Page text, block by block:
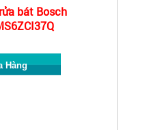
bát Bosch